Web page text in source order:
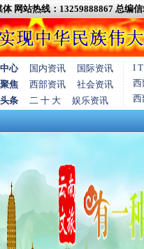
体 网站热线：13259888867 总编信
心 国内资讯
国际资讯
焦
西部资讯
社会资讯
条
二 十 大 娱乐资讯
I
西
西